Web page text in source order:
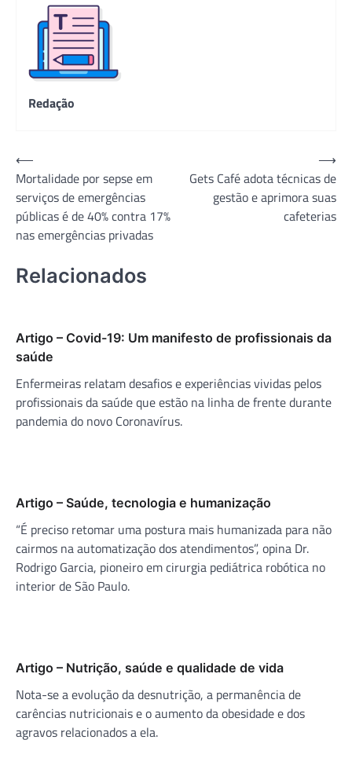
Redação
Navegação
de
Post
⟵
Mortalidade por sepse em
serviços de emergências
públicas é de 40% contra 17%
nas emergências privadas
Gets Café adota técnicas de
gestão e aprimora suas
cafeterias
⟶
Relacionados
Artigo – Covid-19: Um manifesto de profissionais da
saúde
Enfermeiras relatam desafios e experiências vividas pelos
profissionais da saúde que estão na linha de frente durante
pandemia do novo Coronavírus.
Artigo – Saúde, tecnologia e humanização
“É preciso retomar uma postura mais humanizada para não
cairmos na automatização dos atendimentos”, opina Dr.
Rodrigo Garcia, pioneiro em cirurgia pediátrica robótica no
interior de São Paulo.
Artigo – Nutrição, saúde e qualidade de vida
Nota-se a evolução da desnutrição, a permanência de
carências nutricionais e o aumento da obesidade e dos
agravos relacionados a ela.